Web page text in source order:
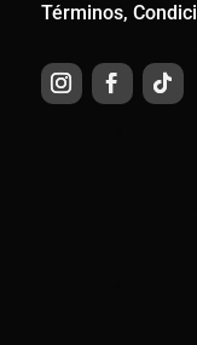
Términos,